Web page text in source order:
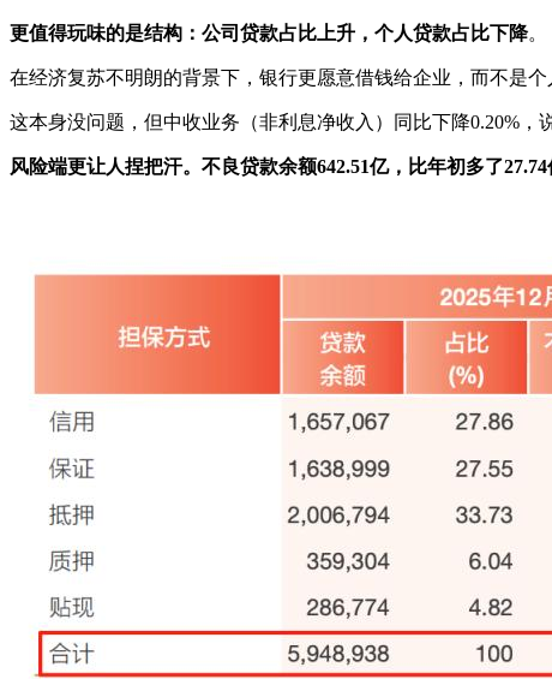
更值得玩味的是结构：公司贷款占比上升，个人贷款占比下降。
在经济复苏不明朗的背景下，银行更愿意借钱给企业，而不是个
这本身没问题，但中收业务（非利息净收入）同比下降0.20%，
风险端更让人捏把汗。不良贷款余额642.51亿，比年初多了